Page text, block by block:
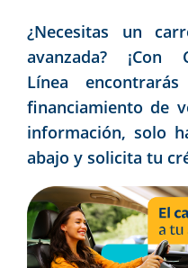
¿Necesitas un
avanzada?
Línea
financiamiento de
información, solo
abajo y solicita tu